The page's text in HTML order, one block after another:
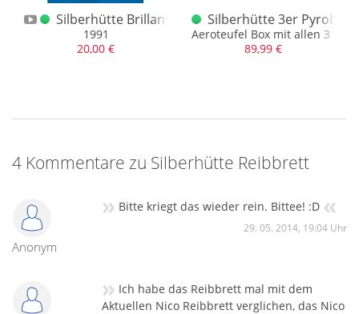
Rubis Silberhütte Brillantwirbel
1991
20,00 €
Silberhütte 3er Pyrobox
Aeroteufel Box mit allen 3
89,99 €
4 Kommentare zu Silberhütte Reibbrett
Anonym
» Bitte kriegt das wieder rein. Bittee! :D «
29. 05. 2014, 19:04 Uhr
» Ich habe das Reibbrett mal mit dem
Aktuellen Nico Reibbrett verglichen, das Nico